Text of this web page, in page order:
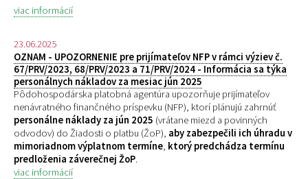
viac informácií
23.06.2025
OZNAM - UPOZORNENIE pre prijímateľov NFP v rámci výziev č.
67/PRV/2023, 68/PRV/2023 a 71/PRV/2024 - Informácia sa týka
personálnych nákladov za mesiac jún 2025
Pôdohospodárska platobná agentúra upozorňuje prijímateľov
nenávratného finančného príspevku (NFP), ktorí plánujú zahrnúť
personálne náklady za jún 2025 (vrátane miezd a povinných
odvodov) do Žiadosti o platbu (ŽoP), aby zabezpečili ich úhradu v
mimoriadnom výplatnom termíne, ktorý predchádza termínu
predloženia záverečnej ŽoP.
viac informácií